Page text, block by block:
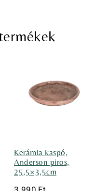
Kerámia kaspó,
Anderson piros,
25,5×3,5cm